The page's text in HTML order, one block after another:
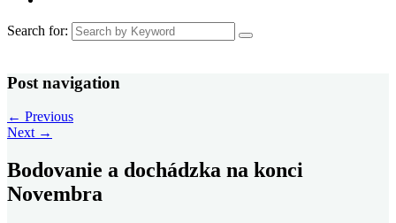
Search for:
Post navigation
← Previous
Next →
Bodovanie a dochádzka na konci
Novembra